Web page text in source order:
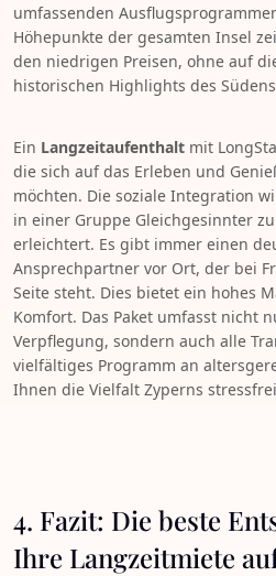
umfassenden
Höhepunkte der gesamten Insel
den niedrigen Preisen, ohne auf
historischen Highlights des
Ein Langzeitaufenthalt mit
die sich auf das Erleben und
möchten. Die soziale Integration
in einer Gruppe Gleichgesinnter
erleichtert. Es gibt immer einen
Ansprechpartner vor Ort, der bei
Seite steht. Dies bietet ein hohes
Komfort. Das Paket umfasst nicht
Verpflegung, sondern auch alle
vielfältiges Programm an
Ihnen die Vielfalt Zyperns
4. Fazit: Die beste
Ihre Langzeitmiete